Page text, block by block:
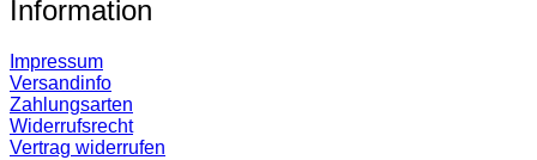
Information
Impressum
Versandinfo
Zahlungsarten
Widerrufsrecht
Vertrag widerrufen